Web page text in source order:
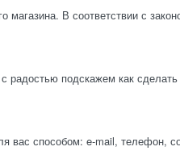
магазина. В соответствии с
радостью подскажем как
вас способом: e-mail, телефон,